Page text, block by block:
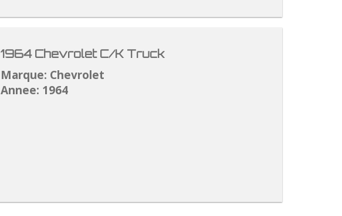
1964 Chevrolet C/K Truck
Marque: Chevrolet
Annee: 1964